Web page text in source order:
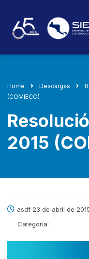
Home Descargas
(COMIECO)
2015
asdf 23 de abril de
Categoría: